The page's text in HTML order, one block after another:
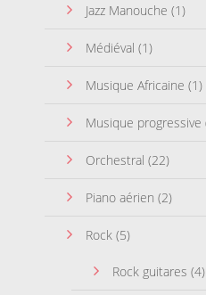
Jazz Manouche (1)
Médiéval (1)
Musique Africaine (1)
Musique progressive
Orchestral (22)
Piano aérien (2)
Rock (5)
Rock guitares (4)